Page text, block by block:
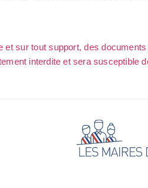
sur tout support, des
interdite et sera susceptible